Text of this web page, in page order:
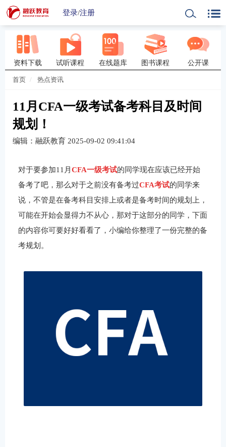
登录/注册
资料下载 试听课程 在线题库 图书课程 公开课
首页 热点资讯
11月CFA一级考试备考科目及时间
规划！
编辑：融跃教育 2025-09-02 09:41:04
对于要参加11月CFA一级考试的同学现在应该已经开始
备考了吧，那么对于之前没有备考过CFA考试的同学来
说，不管是在备考科目安排上或者是备考时间的规划上，
可能在开始会显得力不从心，那对于这部分的同学，下面
的内容你可要好好看看了，小编给你整理了一份完整的备
考规划。